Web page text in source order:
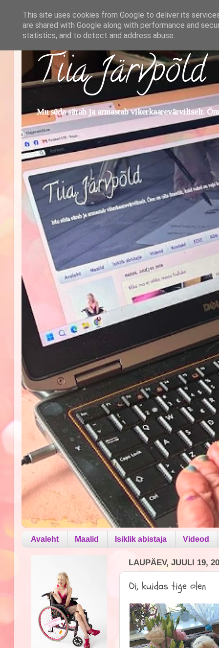
Tiia Järvpõld
Mu süda särab ja armastab vikerkaarevärviliselt.
Avaleht Maalid Isiklik abistaja Videod
LAUPÄEV, JUULI 19,
Oi, kuidas tige olen
This site uses cookies from Google to deliver its
are shared with Google along with performance and
statistics, and to detect and address abuse.